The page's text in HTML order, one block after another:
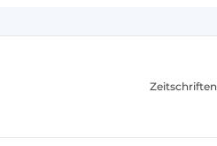
Zeitschriften